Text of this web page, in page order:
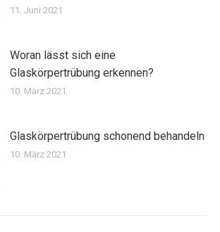
11. Juni 2021
Woran lässt sich eine
Glaskörpertrübung erkennen?
10. März 2021
Glaskörpertrübung schonend behandeln
10. März 2021